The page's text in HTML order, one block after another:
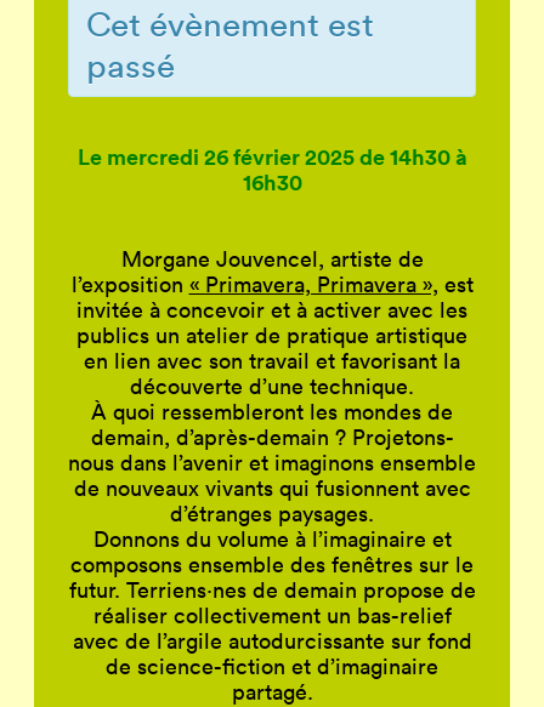
Cet évènement est
passé
Le mercredi 26 février 2025 de 14h30 à
16h30
Morgane Jouvencel, artiste de
l’exposition « Primavera, Primavera », est
invitée à concevoir et à activer avec les
publics un atelier de pratique artistique
en lien avec son travail et favorisant la
découverte d’une technique.
À quoi ressembleront les mondes de
demain, d’après-demain ? Projetons-
nous dans l’avenir et imaginons ensemble
de nouveaux vivants qui fusionnent avec
d’étranges paysages.
Donnons du volume à l’imaginaire et
composons ensemble des fenêtres sur le
futur. Terriens·nes de demain propose de
réaliser collectivement un bas-relief
avec de l’argile autodurcissante sur fond
de science-fiction et d’imaginaire
partagé.